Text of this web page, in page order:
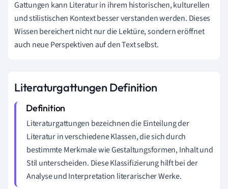
Gattungen kann Literatur in ihrem historischen, kulturellen
und stilistischen Kontext besser verstanden werden. Dieses
Wissen bereichert nicht nur die Lektüre, sondern eröffnet
auch neue Perspektiven auf den Text selbst.
Literaturgattungen Definition
Literaturgattungen bezeichnen die Einteilung der
Literatur in verschiedene Klassen, die sich durch
bestimmte Merkmale wie Gestaltungsformen, Inhalt und
Stil unterscheiden. Diese Klassifizierung hilft bei der
Analyse und Interpretation literarischer Werke.